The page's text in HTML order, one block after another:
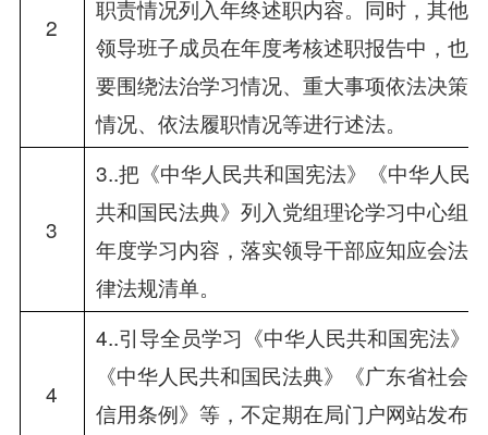
2
职责情况列入年终述职内容。同时，其他
领导班子成员在年度考核述职报告中，也
要围绕法治学习情况、重大事项依法决策
情况、依法履职情况等进行述法。
3
3..把《中华人民共和国宪法》《中华人民
共和国民法典》列入党组理论学习中心组
年度学习内容，落实领导干部应知应会法
律法规清单。
4
4..引导全员学习《中华人民共和国宪法》
《中华人民共和国民法典》《广东省社会
信用条例》等，不定期在局门户网站发布